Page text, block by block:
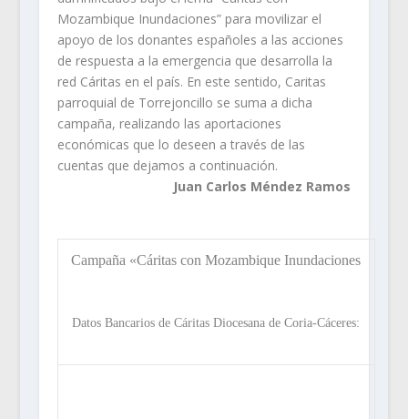
Mozambique Inundaciones” para movilizar el
apoyo de los donantes españoles a las acciones
de respuesta a la emergencia que desarrolla la
red Cáritas en el país. En este sentido, Caritas
parroquial de Torrejoncillo se suma a dicha
campaña, realizando las aportaciones
económicas que lo deseen a través de las
cuentas que dejamos a continuación.
Juan Carlos Méndez Ramos
Campaña «Cáritas con Mozambique Inundaciones
Datos Bancarios de Cáritas Diocesana de Coria-Cáceres: